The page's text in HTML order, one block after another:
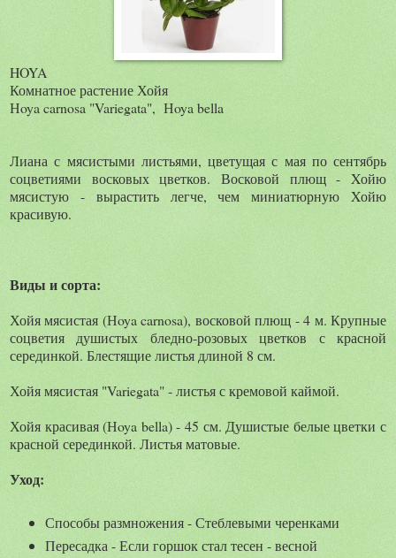
HOYA
Комнатное растение Хойя
Нoya carnosa "Variegata", Нoya bella
Лиана с мясистыми листьями, цветущая с мая по сентябрь
соцветиями восковых цветков. Восковой плющ - Xойю
мясистую - вырастить легче, чем миниатюрную Xойю
красивую.
Виды и сорта:
Хойя мясистая (Нoya carnosa), восковой плющ - 4 м. Крупные
соцветия душистых бледно-розовых цветков с красной
серединкой. Блестящие листья длиной 8 см.
Хойя мясистая "Variegata" - листья с кремовой каймой.
Хойя красивая (Нoya bella) - 45 см. Душистые белые цветки с
красной серединкой. Листья матовые.
Уход:
Способы размножения - Стеблевыми черенками
Пересадка - Если горшок стал тесен - весной